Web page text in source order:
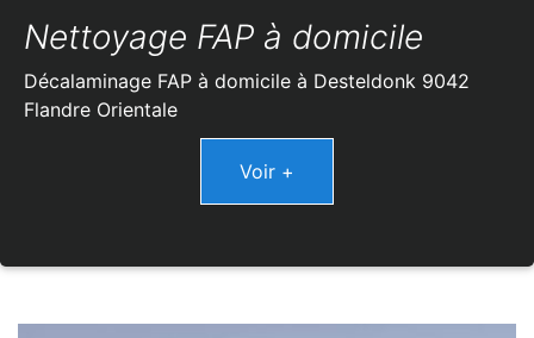
Nettoyage FAP à domicile
Décalaminage FAP à domicile à Desteldonk 9042
Flandre Orientale
Voir +